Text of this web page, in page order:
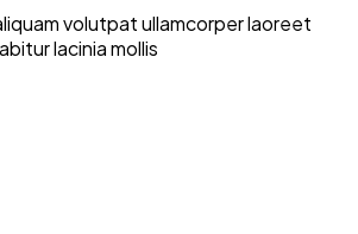
volutpat ullamcorper laoreet
lacinia mollis